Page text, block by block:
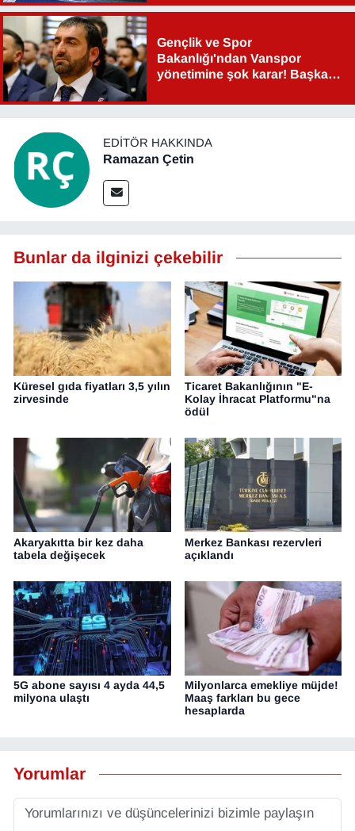
Gençlik ve Spor
Bakanlığı'ndan Vanspor
yönetimine şok karar! Başkan
EDITÖR HAKKINDA
Ramazan Çetin
Bunlar da ilginizi çekebilir
Küresel gıda fiyatları 3,5 yılın
zirvesinde
Ticaret Bakanlığının "E-
Kolay İhracat Platformu"na
ödül
Akaryakıtta bir kez daha
tabela değişecek
Merkez Bankası rezervleri
açıklandı
5G abone sayısı 4 ayda 44,5
milyona ulaştı
Milyonlarca emekliye müjde!
Maaş farkları bu gece
hesaplarda
Yorumlar